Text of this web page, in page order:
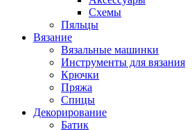
Схемы
Пяльцы
Вязание
Вязальные машинки
Инструменты для вязания
Крючки
Пряжа
Спицы
Декорирование
Батик